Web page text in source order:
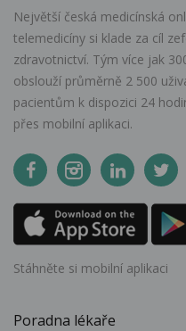
Největší česká medicínská
telemedicíny si klade za cíl
zdravotnictví. Tým více jak
obslouží průměrně 2 500
pacientům k dispozici 24
přes mobilní aplikaci.
Stáhněte si mobilní aplikaci
Poradna lékaře